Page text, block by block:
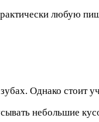
любую
Однако стоит
небольшие